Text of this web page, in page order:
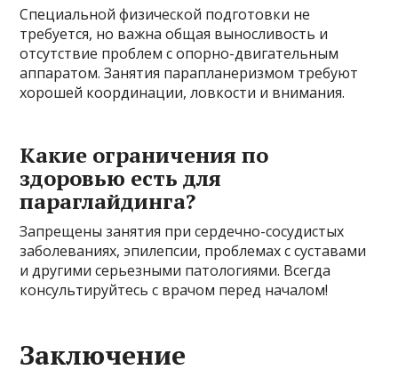
Специальной физической подготовки не
требуется, но важна общая выносливость и
отсутствие проблем с опорно-двигательным
аппаратом. Занятия парапланеризмом требуют
хорошей координации, ловкости и внимания.
Какие ограничения по
здоровью есть для
параглайдинга?
Запрещены занятия при сердечно-сосудистых
заболеваниях, эпилепсии, проблемах с суставами
и другими серьезными патологиями. Всегда
консультируйтесь с врачом перед началом!
Заключение